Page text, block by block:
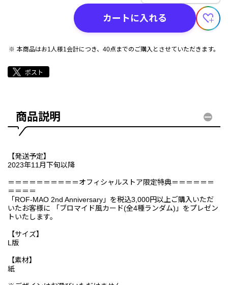
カートに入れる
本商品はお1人様1会計につき、40点までのご購入とさせていただきます。
商品説明
【発送予定】
2023年11月下旬以降
＝＝＝＝＝＝＝＝＝＝オフィシャルストア限定特典＝＝＝＝＝＝
＝＝＝＝
「ROF-MAO 2nd Anniversary」を税込3,000円以上ご購入いただ
いたお客様に 「ブロマイド風カード(全4種ランダム)」をプレゼン
トいたします。
【サイズ】
L版
【素材】
紙